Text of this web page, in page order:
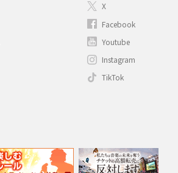
X
Facebook
Youtube
Instagram
TikTok